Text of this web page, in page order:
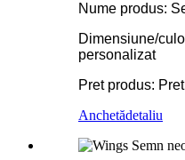
Nume produs:
Dimensiune/
personalizat
Pret produs:
Anchetădetaliu